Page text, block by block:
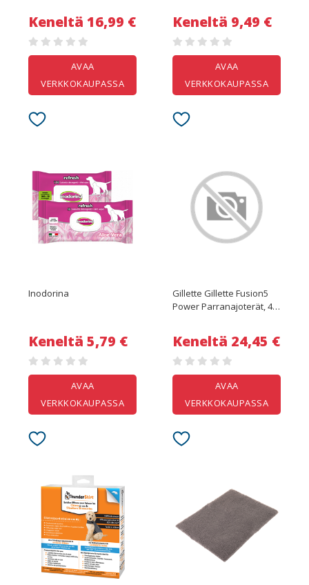
Keneltä 16,99 €
AVAA
VERKKOKAUPASSA
Keneltä 9,49 €
AVAA
VERKKOKAUPASSA
Inodorina
Keneltä 5,79 €
AVAA
VERKKOKAUPASSA
Gillette Gillette Fusion5
Power Parranajoterät, 4
Keneltä 24,45 €
AVAA
VERKKOKAUPASSA